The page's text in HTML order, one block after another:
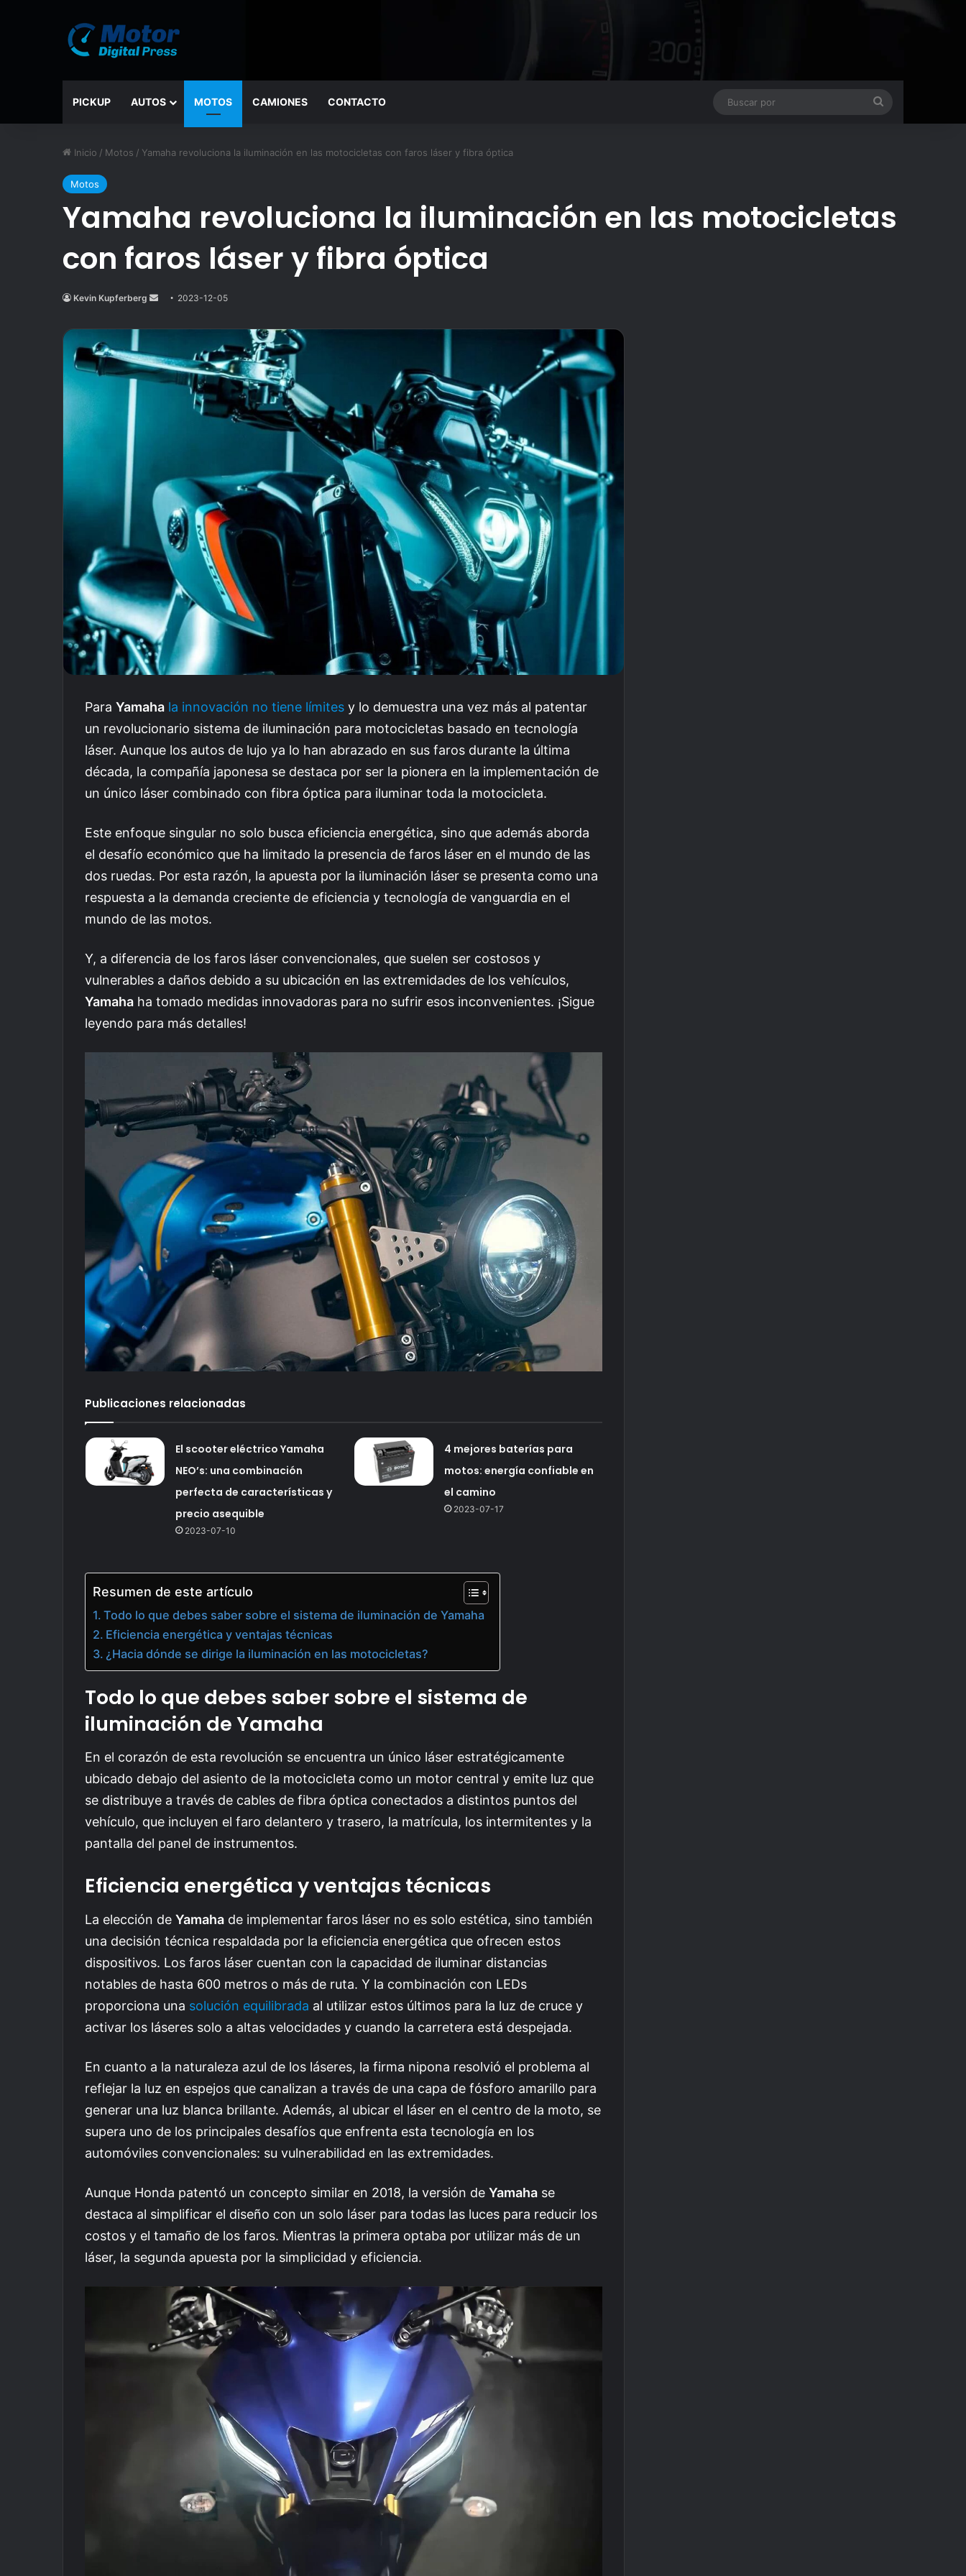
PICKUP AUTOS MOTOS CAMIONES CONTACTO
Inicio / Motos / Yamaha revoluciona la iluminación en las motocicletas con faros láser y fibra óptica
Motos
Yamaha revoluciona la iluminación en las motocicletas
con faros láser y fibra óptica
Kevin Kupferberg
Send
email
2023-12-05
Para Yamaha la innovación no tiene límites y lo demuestra una vez más al patentar
un revolucionario sistema de iluminación para motocicletas basado en tecnología
láser. Aunque los autos de lujo ya lo han abrazado en sus faros durante la última
década, la compañía japonesa se destaca por ser la pionera en la implementación de
un único láser combinado con fibra óptica para iluminar toda la motocicleta.
Este enfoque singular no solo busca eficiencia energética, sino que además aborda
el desafío económico que ha limitado la presencia de faros láser en el mundo de las
dos ruedas. Por esta razón, la apuesta por la iluminación láser se presenta como una
respuesta a la demanda creciente de eficiencia y tecnología de vanguardia en el
mundo de las motos.
Y, a diferencia de los faros láser convencionales, que suelen ser costosos y
vulnerables a daños debido a su ubicación en las extremidades de los vehículos,
Yamaha ha tomado medidas innovadoras para no sufrir esos inconvenientes. ¡Sigue
leyendo para más detalles!
Publicaciones relacionadas
El scooter eléctrico Yamaha
NEO’s: una combinación
perfecta de características y
precio asequible
2023-07-10
4 mejores baterías para
motos: energía confiable en
el camino
2023-07-17
Resumen de este artículo
Todo lo que debes saber sobre el sistema de iluminación de Yamaha
Eficiencia energética y ventajas técnicas
¿Hacia dónde se dirige la iluminación en las motocicletas?
Todo lo que debes saber sobre el sistema de
iluminación de Yamaha
En el corazón de esta revolución se encuentra un único láser estratégicamente
ubicado debajo del asiento de la motocicleta como un motor central y emite luz que
se distribuye a través de cables de fibra óptica conectados a distintos puntos del
vehículo, que incluyen el faro delantero y trasero, la matrícula, los intermitentes y la
pantalla del panel de instrumentos.
Eficiencia energética y ventajas técnicas
La elección de Yamaha de implementar faros láser no es solo estética, sino también
una decisión técnica respaldada por la eficiencia energética que ofrecen estos
dispositivos. Los faros láser cuentan con la capacidad de iluminar distancias
notables de hasta 600 metros o más de ruta. Y la combinación con LEDs
proporciona una solución equilibrada al utilizar estos últimos para la luz de cruce y
activar los láseres solo a altas velocidades y cuando la carretera está despejada.
En cuanto a la naturaleza azul de los láseres, la firma nipona resolvió el problema al
reflejar la luz en espejos que canalizan a través de una capa de fósforo amarillo para
generar una luz blanca brillante. Además, al ubicar el láser en el centro de la moto, se
supera uno de los principales desafíos que enfrenta esta tecnología en los
automóviles convencionales: su vulnerabilidad en las extremidades.
Aunque Honda patentó un concepto similar en 2018, la versión de Yamaha se
destaca al simplificar el diseño con un solo láser para todas las luces para reducir los
costos y el tamaño de los faros. Mientras la primera optaba por utilizar más de un
láser, la segunda apuesta por la simplicidad y eficiencia.